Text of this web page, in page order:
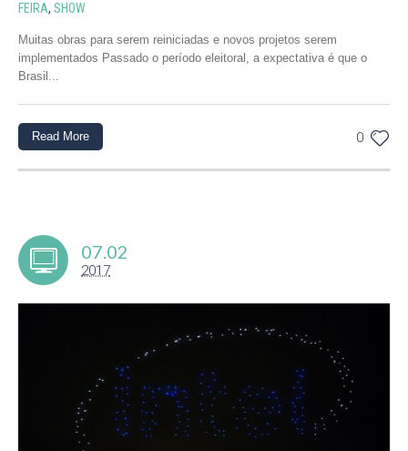
FEIRA, SHOW
Muitas obras para serem reiniciadas e novos projetos serem
implementados Passado o período eleitoral, a expectativa é que o
Brasil...
0
Read More
07.02
2017